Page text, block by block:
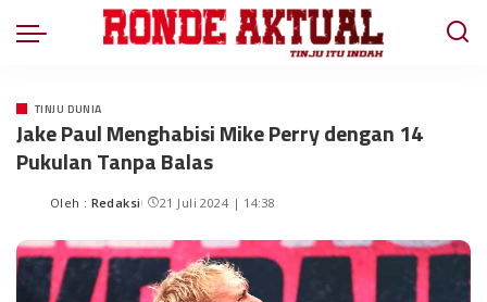
TINJU DUNIA
Jake Paul Menghabisi Mike Perry dengan 14
Pukulan Tanpa Balas
Oleh : Redaksi 21 Juli 2024 | 14:38